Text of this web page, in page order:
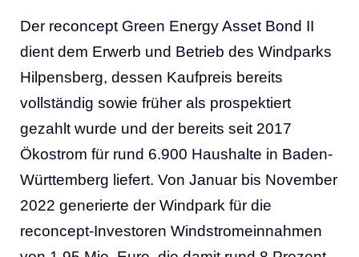
Der reconcept Green Energy Asset Bond II
dient dem Erwerb und Betrieb des Windparks
Hilpensberg, dessen Kaufpreis bereits
vollständig sowie früher als prospektiert
gezahlt wurde und der bereits seit 2017
Ökostrom für rund 6.900 Haushalte in Baden-
Württemberg liefert. Von Januar bis November
2022 generierte der Windpark für die
reconcept-Investoren Windstromeinnahmen